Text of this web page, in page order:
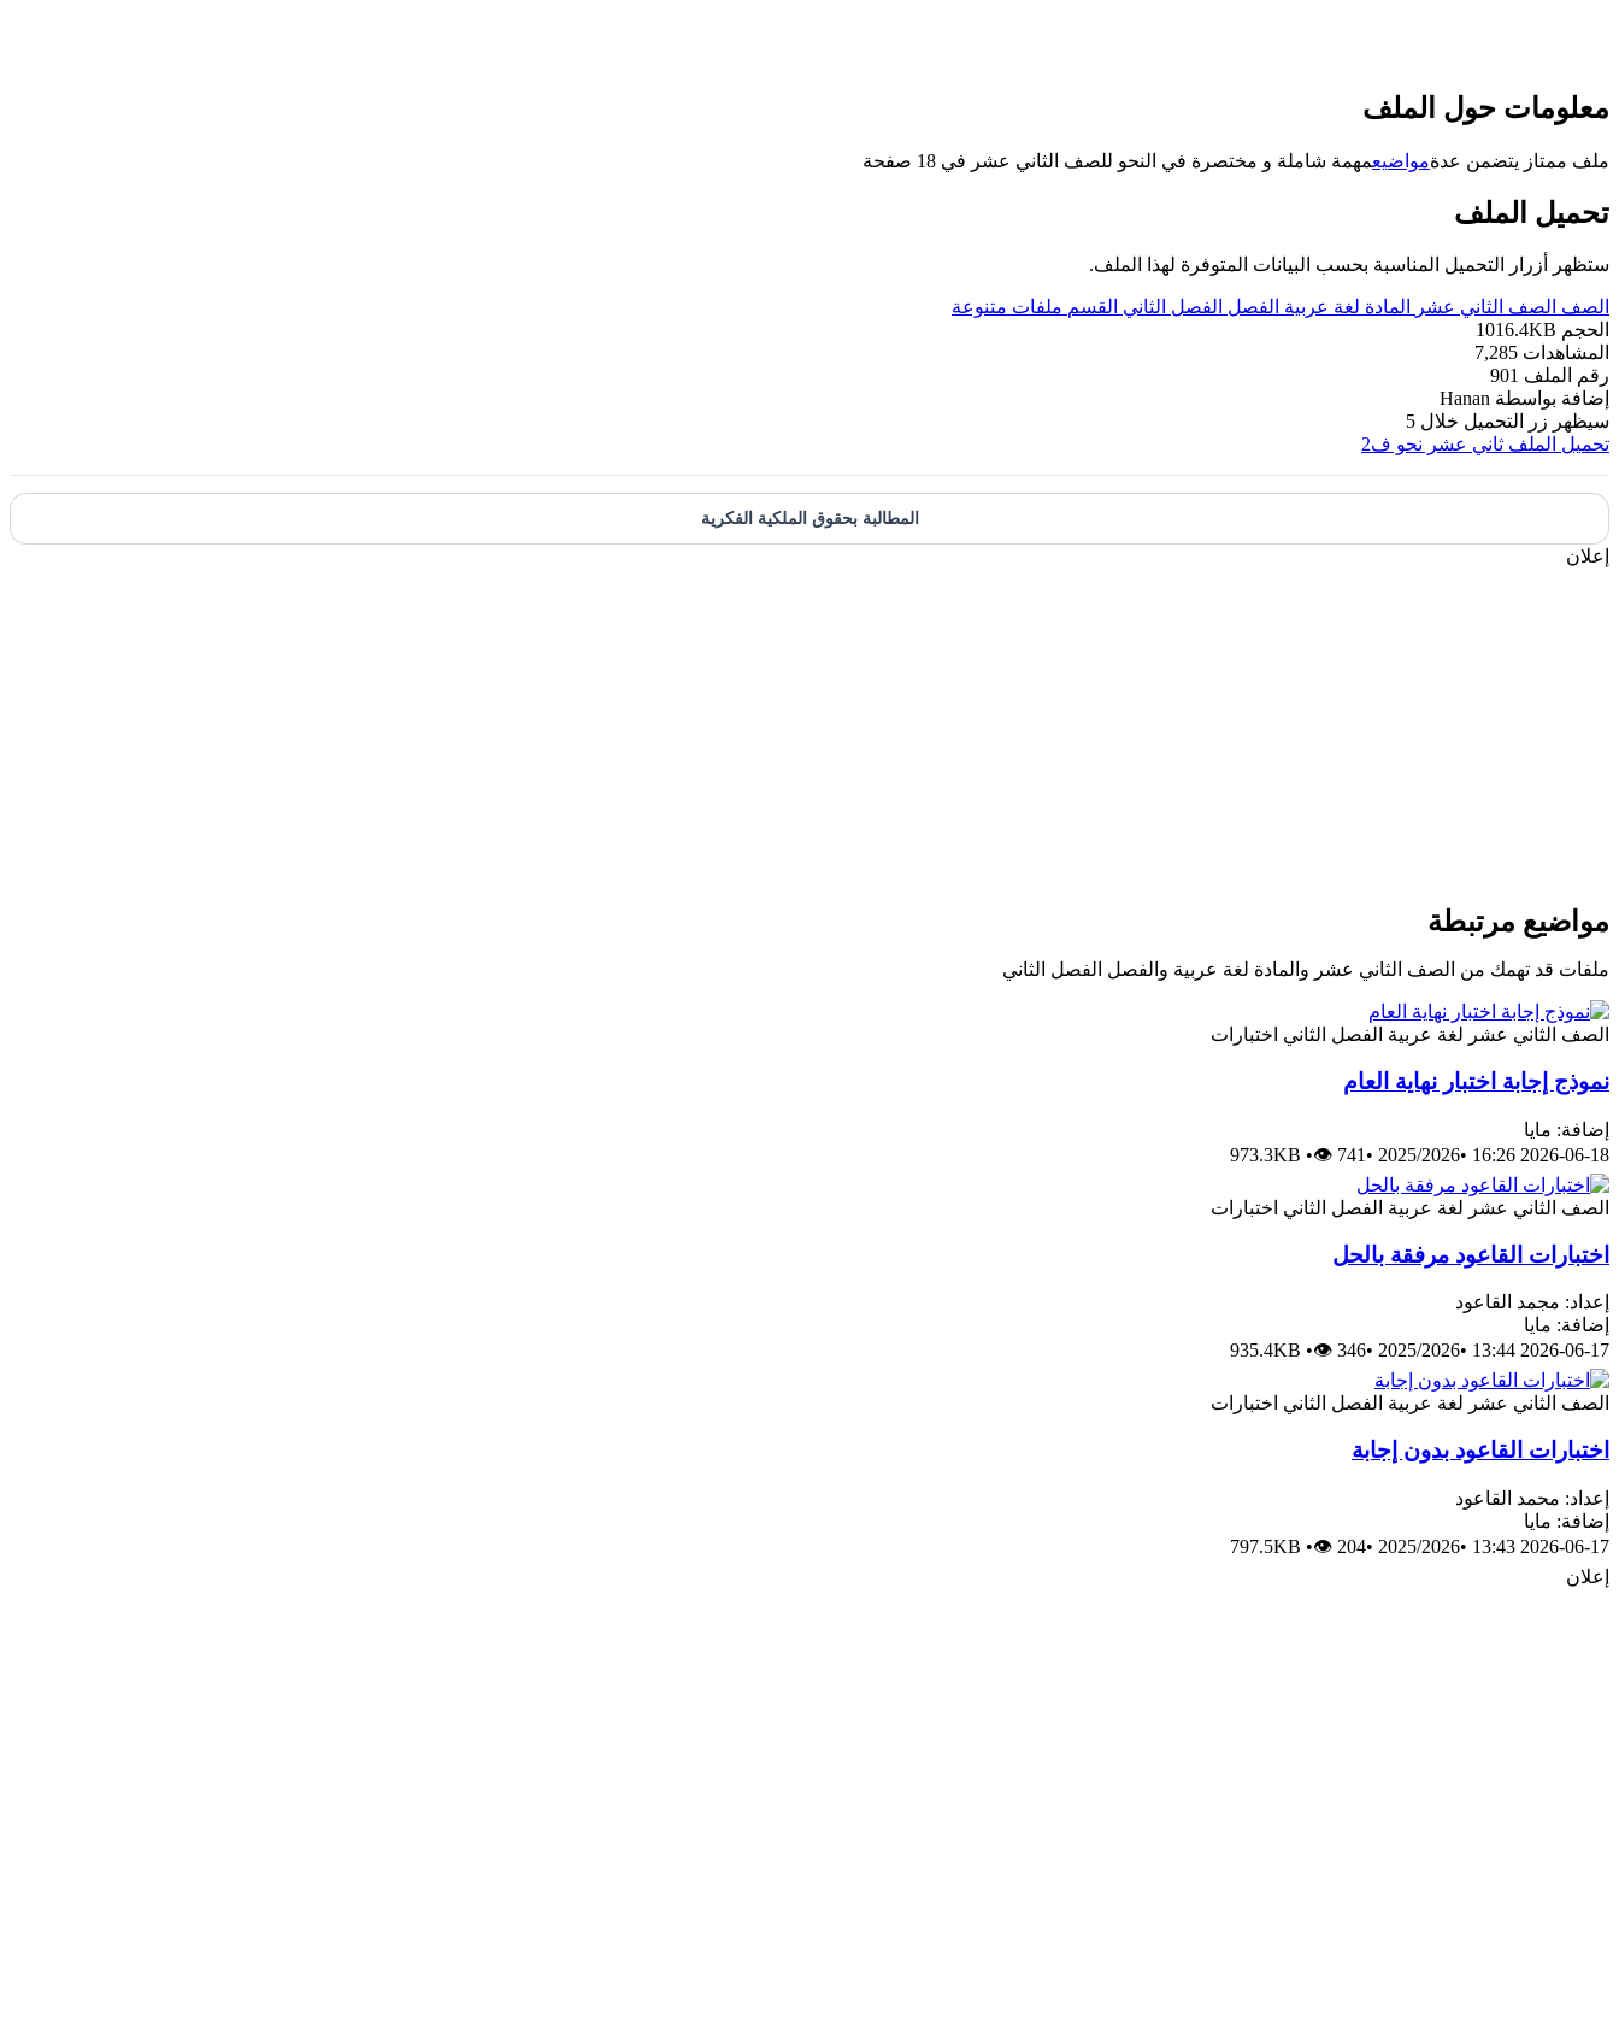
معلومات حول الملف
ملف ممتاز يتضمن عدةمواضيعمهمة شاملة و مختصرة في النحو للصف الثاني عشر في 18 صفحة
تحميل الملف
ستظهر أزرار التحميل المناسبة بحسب البيانات المتوفرة لهذا الملف.
الصف الصف الثاني عشر المادة لغة عربية الفصل الفصل الثاني القسم ملفات متنوعة
الحجم 1016.4KB
المشاهدات 7,285
رقم الملف 901
إضافة بواسطة Hanan
سيظهر زر التحميل خلال 5
تحميل الملف ثاني عشر نحو ف2
المطالبة بحقوق الملكية الفكرية
إعلان
مواضيع مرتبطة
ملفات قد تهمك من الصف الثاني عشر والمادة لغة عربية والفصل الفصل الثاني
الصف الثاني عشر لغة عربية الفصل الثاني اختبارات
نموذج إجابة اختبار نهاية العام
إضافة: مايا
2026-06-18 16:26
•
2025/2026
•
973.3KB •👁 741
الصف الثاني عشر لغة عربية الفصل الثاني اختبارات
اختبارات القاعود مرفقة بالحل
إعداد: مجمد القاعود
إضافة: مايا
2026-06-17 13:44
•
2025/2026
•
935.4KB •👁 346
الصف الثاني عشر لغة عربية الفصل الثاني اختبارات
اختبارات القاعود بدون إجابة
إعداد: محمد القاعود
إضافة: مايا
2026-06-17 13:43
•
2025/2026
•
797.5KB •👁 204
إعلان